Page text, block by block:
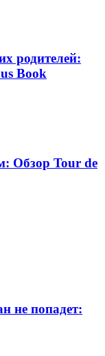
родителей:
Book
Обзор Tour de
не попадет: